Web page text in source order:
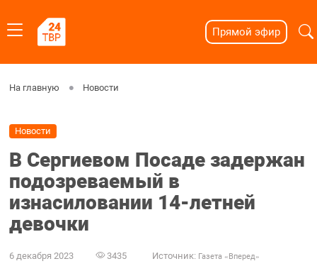
Прямой эфир
На главную Новости
Новости
В Сергиевом Посаде задержан
подозреваемый в
изнасиловании 14-летней
девочки
6 декабря 2023 3435 Источник: Газета «Вперед»